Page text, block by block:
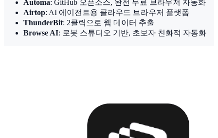
Automa: GitHub 오픈소스, 완전 무료 브라우저 자동화
Airtop: AI 에이전트용 클라우드 브라우저 플랫폼
ThunderBit: 2클릭으로 웹 데이터 추출
Browse AI: 로봇 스튜디오 기반, 초보자 친화적 자동화